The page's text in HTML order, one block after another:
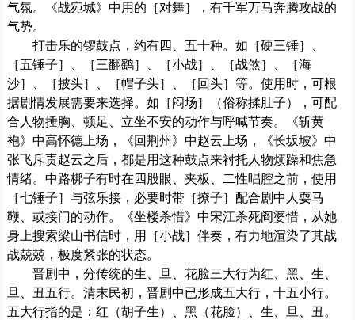
气氛。《战宛城》中用的［对舞］，有千军万马奔腾攻战的
气势。
打击乐的锣鼓点，约有四、五十种。如［硬三锤］、
［五锤子］、［三翻鹞］、［小战］、［战煞］、［海
沙］、［披头］、［帽子头］、［回头］等。使用时，可根
据剧情发展需要来选择。如［闷场］（俗称揉肚子），可配
合人物捶胸、顿足、立坐不安的动作与呼喊节奏。《斩黄
袍》中高怀德上场，《回荆州》中赵云上场，《长坂坡》中
张飞斥责赵云之后，都是用这种鼓点来衬托人物烦躁和焦急
情绪。中路梆子有时在四股眼、夹板、二性唱腔之前，使用
［七锤子］与弦乐接，必要时带［撩子］配合剧中人耍马
鞭、或接门的动作。《坐楼杀惜》中宋江杀死阎婆惜，从她
身上搜索梁山书信时，用［小战］伴奏，有力地渲染了其战
战兢兢，极度紧张的状态。
晋剧中，分传统的生、旦、花脸三大行为红、黑、生、
旦、丑五行。清末民初，晋剧中已形成五大行，十五小行。
五大行指的是：红（胡子生）、黑（花脸）、生、旦、丑。